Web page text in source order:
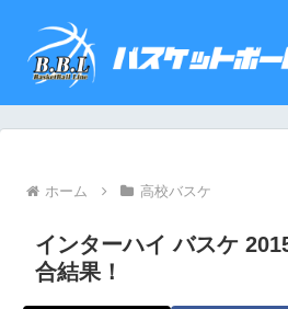
ホーム 高校バスケ
インターハイ バスケ
合結果！